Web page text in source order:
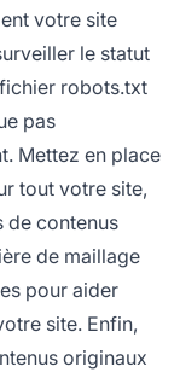
votre site
le statut
robots.txt
pas
Mettez en place
tout votre site,
de contenus
de maillage
pour aider
site. Enfin,
originaux